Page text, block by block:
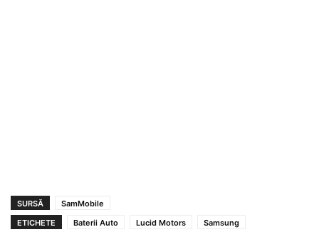
SURSĂ
SamMobile
ETICHETE
Baterii Auto Lucid Motors
Samsung